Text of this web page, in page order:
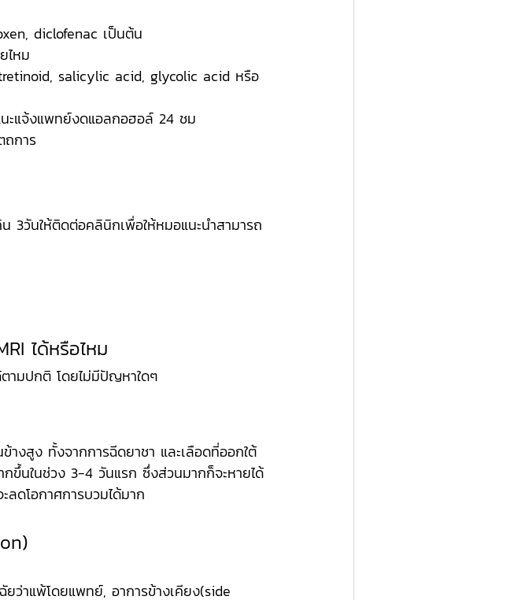
diclofenac เป็นต้น
ไหม
salicylic acid, glycolic acid หรือ
นะแจ้งแพทย์งดแอลกอฮอล์ 24 ชม
การ
3วันให้ติดต่อคลินิกเพื่อให้หมอแนะนำสามารถ
ได้หรือไหม
ามปกติ โดยไม่มีปัญหาใดๆ
างสูง ทั้งจากการฉีดยาชา และเลือดที่ออกใต้
ขึ้นในช่วง 3-4 วันแรก ซึ่งส่วนมากก็จะหายได้
ดโอกาศการบวมได้มาก
ว่าแพ้โดยแพทย์, อาการข้างเคียง(side